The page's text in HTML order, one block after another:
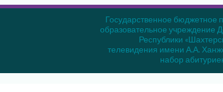
Государственное бюджетное
образовательное учреждение
Республики
телевидения имени А.А.
набор